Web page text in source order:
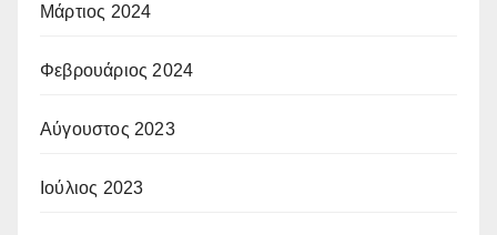
Μάρτιος 2024
Φεβρουάριος 2024
Αύγουστος 2023
Ιούλιος 2023